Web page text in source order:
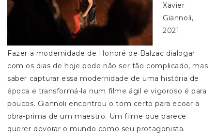
Xavier
Giannoli,
2021
Fazer a modernidade de Honoré de Balzac dialogar
com os dias de hoje pode não ser tão complicado, mas
saber capturar essa modernidade de uma história de
época e transformá-la num filme ágil e vigoroso é para
poucos. Giannoli encontrou o tom certo para ecoar a
obra-prima de um maestro. Um filme que parece
querer devorar o mundo como seu protagonista.